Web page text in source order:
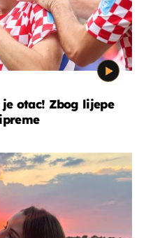
otac! Zbog lijepe